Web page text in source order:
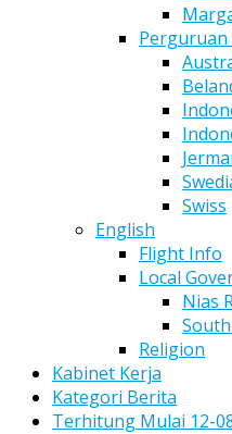
Swiss
English
Flight Info
Local
Nias
Religion
Kabinet Kerja
Kategori Berita
Terhitung Mulai 12-